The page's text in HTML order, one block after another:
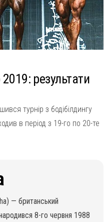
а
в
и
результати
турнір з бодібілдингу
в період з 19-го по 20-те
— британський
8-го червня 1988